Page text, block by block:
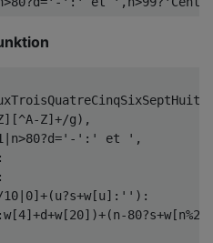
Z]+/g),
':' et ',